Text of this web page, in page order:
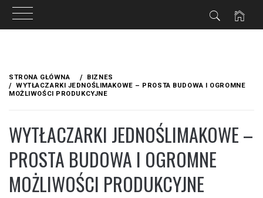
treści
STRONA GŁÓWNA
BIZNES
WYTŁACZARKI JEDNOŚLIMAKOWE – PROSTA BUDOWA I OGROMNE
MOŻLIWOŚCI PRODUKCYJNE
WYTŁACZARKI JEDNOŚLIMAKOWE –
PROSTA BUDOWA I OGROMNE
MOŻLIWOŚCI PRODUKCYJNE